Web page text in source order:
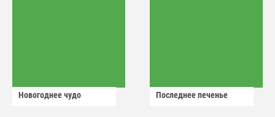
Новогоднее чудо Последнее печенье